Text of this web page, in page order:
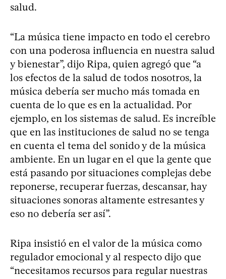
salud.
“La música tiene impacto en todo el cerebro
con una poderosa influencia en nuestra salud
y bienestar”, dijo Ripa, quien agregó que “a
los efectos de la salud de todos nosotros, la
música debería ser mucho más tomada en
cuenta de lo que es en la actualidad. Por
ejemplo, en los sistemas de salud. Es increíble
que en las instituciones de salud no se tenga
en cuenta el tema del sonido y de la música
ambiente. En un lugar en el que la gente que
está pasando por situaciones complejas debe
reponerse, recuperar fuerzas, descansar, hay
situaciones sonoras altamente estresantes y
eso no debería ser así”.
Ripa insistió en el valor de la música como
regulador emocional y al respecto dijo que
“necesitamos recursos para regular nuestras